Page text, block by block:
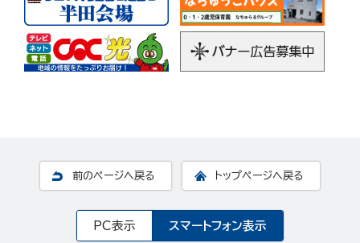
前のページへ戻る トップページへ戻る
PC表示 スマートフォン表示